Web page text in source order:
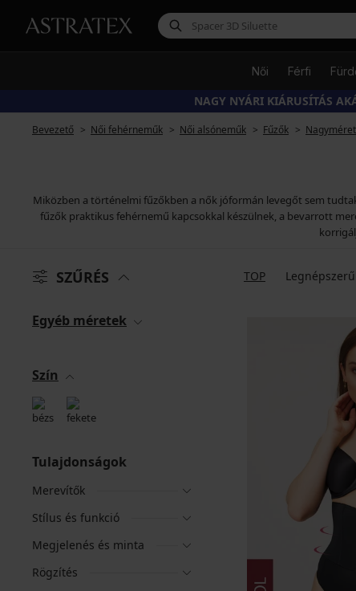
Női Férfi
NAGY NYÁRI KIÁRUSÍTÁS
Bevezető Női fehérneműk Női alsóneműk Fűzők
Miközben a történelmi fűzőkben a nők jóformán levegőt sem
fűzők praktikus fehérnemű kapcsokkal készülnek, a bevarrott
SZŰRÉS TOP
Egyéb méretek
Szín
Tulajdonságok
Merevítők
Stílus és funkció
Megjelenés és minta
Rögzítés